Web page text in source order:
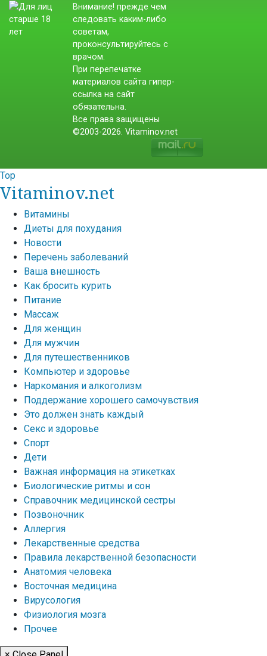
Внимание! прежде чем
следовать каким-либо
советам,
проконсультируйтесь с
врачом.
При перепечатке
материалов сайта гипер-
ссылка на сайт
обязательна.
Все права защищены
©2003-2026. Vitaminov.net
Top
Vitaminov.net
Витамины
Диеты для похудания
Новости
Перечень заболеваний
Ваша внешность
Как бросить курить
Питание
Массаж
Для женщин
Для мужчин
Для путешественников
Компьютер и здоровье
Наркомания и алкоголизм
Поддержание хорошего самочувствия
Это должен знать каждый
Секс и здоровье
Спорт
Дети
Важная информация на этикетках
Биологические ритмы и сон
Справочник медицинской сестры
Позвоночник
Аллергия
Лекарственные средства
Правила лекарственной безопасности
Aнатомия человека
Восточная медицина
Вирусология
Физиология мозга
Прочее